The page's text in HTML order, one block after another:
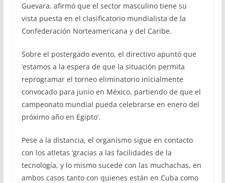
Guevara, afirmó que el sector masculino tiene su
vista puesta en el clasificatorio mundialista de la
Confederación Norteamericana y del Caribe.
Sobre el postergado evento, el directivo apuntó que
‘estamos a la espera de que la situación permita
reprogramar el torneo eliminatorio inicialmente
convocado para junio en México, partiendo de que el
campeonato mundial pueda celebrarse en enero del
próximo año en Egipto’.
Pese a la distancia, el organismo sigue en contacto
con los atletas ‘gracias a las facilidades de la
tecnología, y lo mismo sucede con las muchachas, en
ambos casos tanto con quienes están en Cuba como